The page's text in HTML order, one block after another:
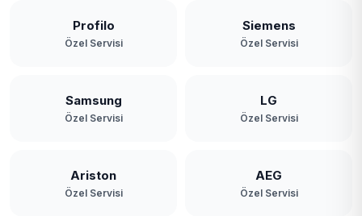
Profilo
Özel Servisi
Siemens
Özel Servisi
Samsung
Özel Servisi
LG
Özel Servisi
Ariston
Özel Servisi
AEG
Özel Servisi